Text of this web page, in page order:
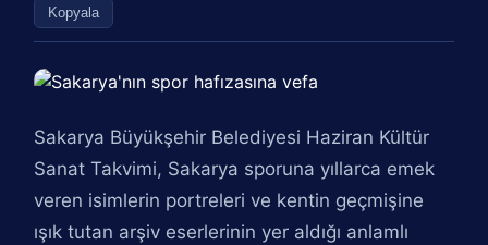
Kopyala
Sakarya Büyükşehir Belediyesi Haziran Kültür
Sanat Takvimi, Sakarya sporuna yıllarca emek
veren isimlerin portreleri ve kentin geçmişine
ışık tutan arşiv eserlerinin yer aldığı anlamlı